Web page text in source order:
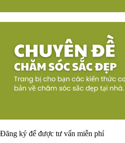
Đăng ký để được tư vấn miễn phí